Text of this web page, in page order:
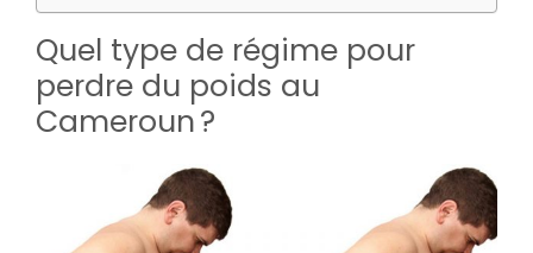
Quel type de régime pour
perdre du poids au
Cameroun ?